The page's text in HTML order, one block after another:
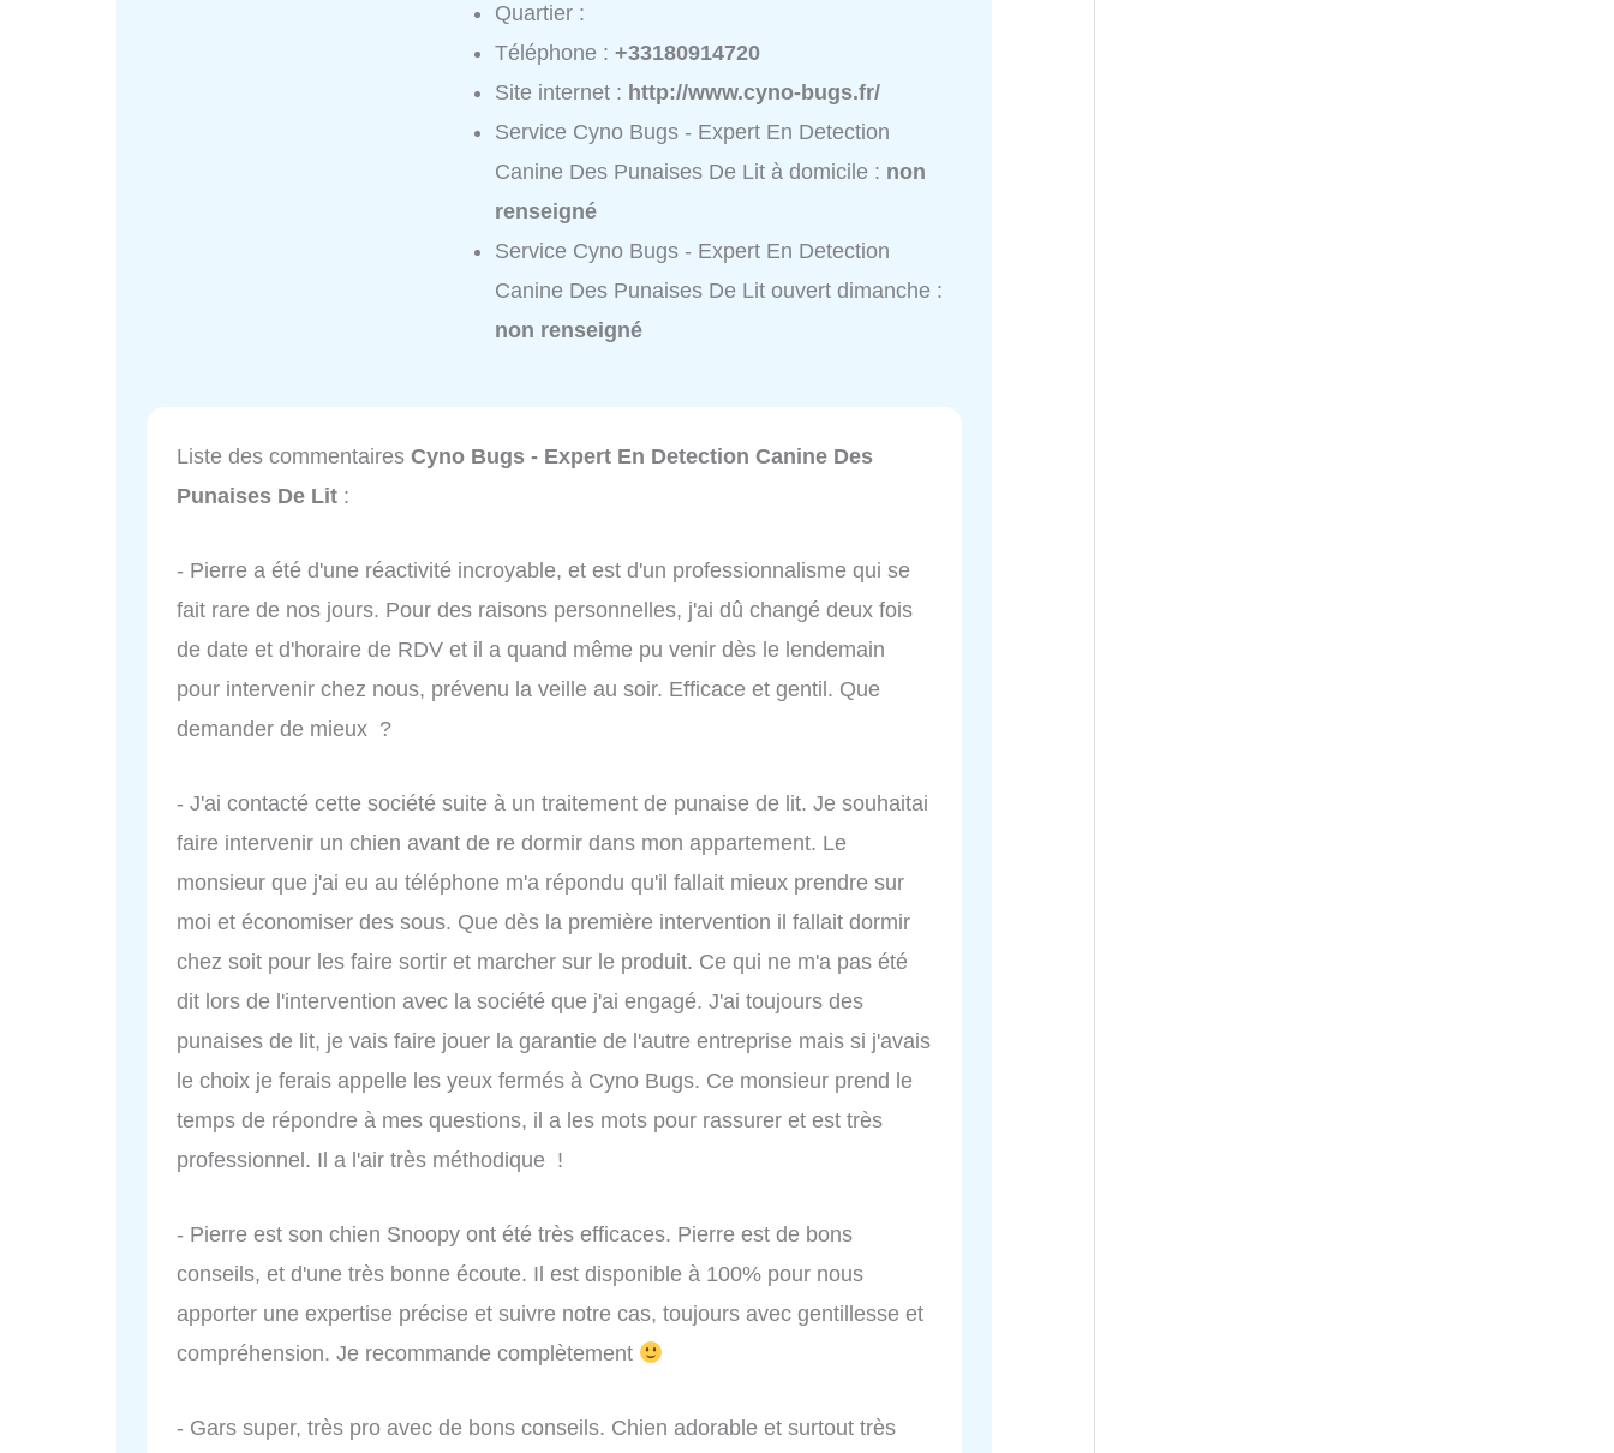
Quartier :
Téléphone :+33180914720
Site internet : http://www.cyno-bugs.fr/
Service Cyno Bugs - Expert En Detection
Canine Des Punaises De Lit à domicile : non
renseigné
Service Cyno Bugs - Expert En Detection
Canine Des Punaises De Lit ouvert dimanche :
non renseigné
Liste des commentaires Cyno Bugs - Expert En Detection Canine Des
Punaises De Lit :
- Pierre a été d'une réactivité incroyable, et est d'un professionnalisme qui se
fait rare de nos jours. Pour des raisons personnelles, j'ai dû changé deux fois
de date et d'horaire de RDV et il a quand même pu venir dès le lendemain
pour intervenir chez nous, prévenu la veille au soir. Efficace et gentil. Que
demander de mieux ?
- J'ai contacté cette société suite à un traitement de punaise de lit. Je souhaitai
faire intervenir un chien avant de re dormir dans mon appartement. Le
monsieur que j'ai eu au téléphone m'a répondu qu'il fallait mieux prendre sur
moi et économiser des sous. Que dès la première intervention il fallait dormir
chez soit pour les faire sortir et marcher sur le produit. Ce qui ne m'a pas été
dit lors de l'intervention avec la société que j'ai engagé. J'ai toujours des
punaises de lit, je vais faire jouer la garantie de l'autre entreprise mais si j'avais
le choix je ferais appelle les yeux fermés à Cyno Bugs. Ce monsieur prend le
temps de répondre à mes questions, il a les mots pour rassurer et est très
professionnel. Il a l'air très méthodique !
- Pierre est son chien Snoopy ont été très efficaces. Pierre est de bons
conseils, et d'une très bonne écoute. Il est disponible à 100% pour nous
apporter une expertise précise et suivre notre cas, toujours avec gentillesse et
compréhension. Je recommande complètement
- Gars super, très pro avec de bons conseils. Chien adorable et surtout très